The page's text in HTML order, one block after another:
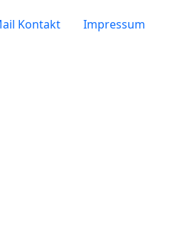
Kontakt
Impressum